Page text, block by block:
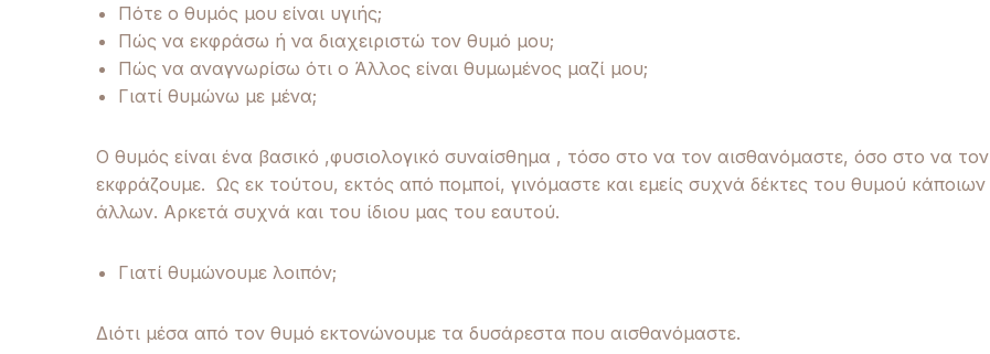
Πότε ο θυμός μου είναι υγιής;
Πώς να εκφράσω ή να διαχειριστώ τον θυμό μου;
Πώς να αναγνωρίσω ότι ο Άλλος είναι θυμωμένος μαζί μου;
Γιατί θυμώνω με μένα;
Ο θυμός είναι ένα βασικό ,φυσιολογικό συναίσθημα , τόσο στο να τον αισθανόμαστε, όσο στο να τον
εκφράζουμε. Ως εκ τούτου, εκτός από πομποί, γινόμαστε και εμείς συχνά δέκτες του θυμού κάποιων
άλλων. Αρκετά συχνά και του ίδιου μας του εαυτού.
Γιατί θυμώνουμε λοιπόν;
Διότι μέσα από τον θυμό εκτονώνουμε τα δυσάρεστα που αισθανόμαστε.